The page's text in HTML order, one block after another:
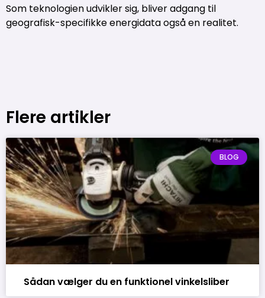
Som teknologien udvikler sig, bliver adgang til
geografisk-specifikke energidata også en realitet.
Flere artikler
BLOG
Sådan vælger du en funktionel vinkelsliber